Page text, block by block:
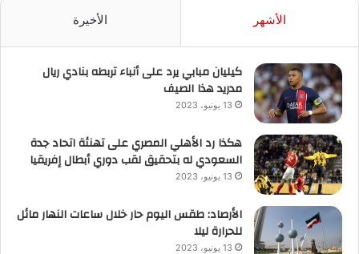
الأشهر الأخيرة
كيليان مبابي يرد على أنباء تربطه بنادي ريال
مدريد هذا الصيف
13 يونيو، 2023
هكذا رد الأهلي المصري على تهنئة اتحاد جدة
السعودي له بتحقيق لقب دوري أبطال إفريقيا
13 يونيو، 2023
الأرصاد: طقس اليوم حار خلال ساعات النهار مائل
للحرارة ليلا
13 يونيو، 2023